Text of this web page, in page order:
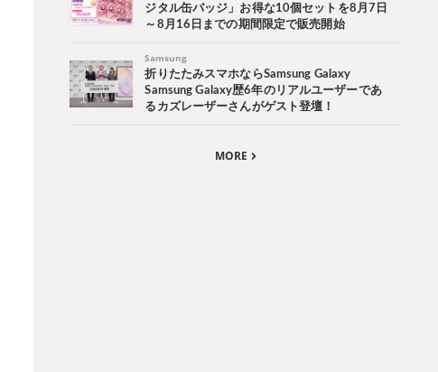
ジタル缶バッジ」お得な10個セットを8月7日
～8月16日までの期間限定で販売開始
Samsung
折りたたみスマホならSamsung Galaxy
Samsung Galaxy歴6年のリアルユーザーであ
るカズレーザーさんがゲスト登壇！
MORE